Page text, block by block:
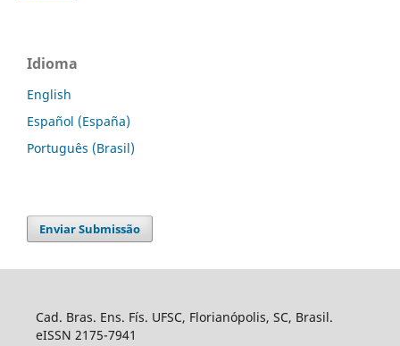
Idioma
English
Español (España)
Português (Brasil)
Enviar Submissão
Cad. Bras. Ens. Fís. UFSC, Florianópolis, SC, Brasil.
eISSN 2175-7941